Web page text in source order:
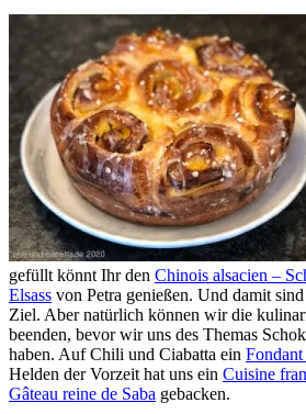
gefüllt könnt Ihr den Chinois alsacien –
Elsass von Petra genießen. Und damit
Ziel. Aber natürlich können wir die
beenden, bevor wir uns des Themas
haben. Auf Chili und Ciabatta ein
Helden der Vorzeit hat uns ein Cuisine
Gâteau reine de Saba gebacken.